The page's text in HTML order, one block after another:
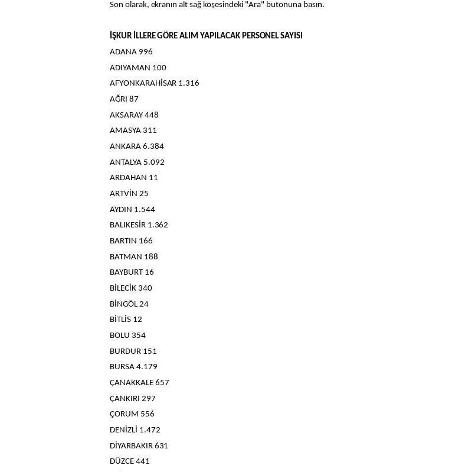
Son olarak, ekranın alt sağ köşesindeki "Ara" butonuna basın.
İŞKUR İLLERE GÖRE ALIM YAPILACAK PERSONEL SAYISI
ADANA 996
ADIYAMAN 100
AFYONKARAHİSAR 1.316
AĞRI 87
AKSARAY 448
AMASYA 311
ANKARA 6.384
ANTALYA 5.092
ARDAHAN 11
ARTVİN 25
AYDIN 1.544
BALIKESİR 1.362
BARTIN 166
BATMAN 188
BAYBURT 16
BİLECİK 340
BİNGÖL 24
BİTLİS 12
BOLU 354
BURDUR 151
BURSA 4.179
ÇANAKKALE 657
ÇANKIRI 297
ÇORUM 556
DENİZLİ 1.472
DİYARBAKIR 631
DÜZCE 441